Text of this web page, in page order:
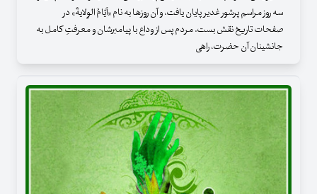
سه روز مراسم پرشور غدیر پایان یافت، و آن روزها به نام «اَیّامُ الوِلایةَ» در
صفحات تاریخ نقش بست. مردم پس از وداع با پیامبرشان و معرفتِ کامل به
جانشینان آن حضرت، راهی